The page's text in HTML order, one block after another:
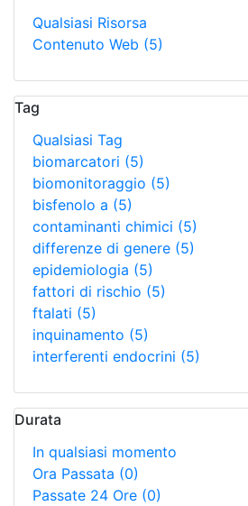
Qualsiasi Risorsa
Contenuto Web (5)
Tag
Qualsiasi Tag
biomarcatori (5)
biomonitoraggio (5)
bisfenolo a (5)
contaminanti chimici (5)
differenze di genere (5)
epidemiologia (5)
fattori di rischio (5)
ftalati (5)
inquinamento (5)
interferenti endocrini (5)
Durata
In qualsiasi momento
Ora Passata (0)
Passate 24 Ore (0)